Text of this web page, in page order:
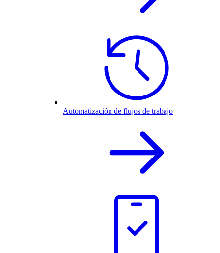
Automatización de flujos de trabajo